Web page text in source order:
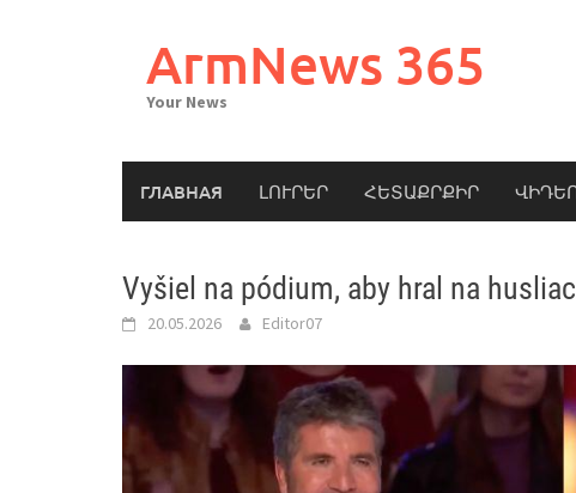
ArmNews 365
Your News
ГЛАВНАЯ ԼՈՒՐԵՐ ՀԵՏԱՔՐՔԻՐ
Vyšiel na pódium, aby hral na
20.05.2026 Editor07